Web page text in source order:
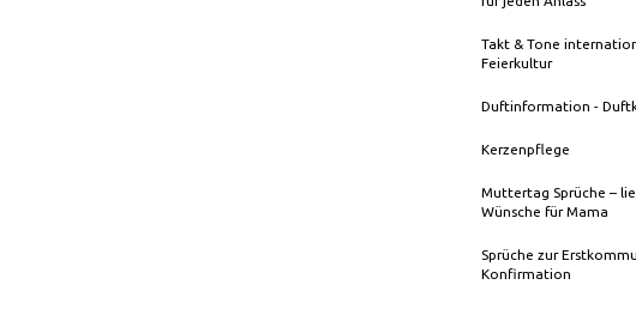
Takt & Tone
Feierkultur
Duftinformation -
Kerzenpflege
Muttertag Sprüche –
Wünsche für Mama
Sprüche zur
Konfirmation